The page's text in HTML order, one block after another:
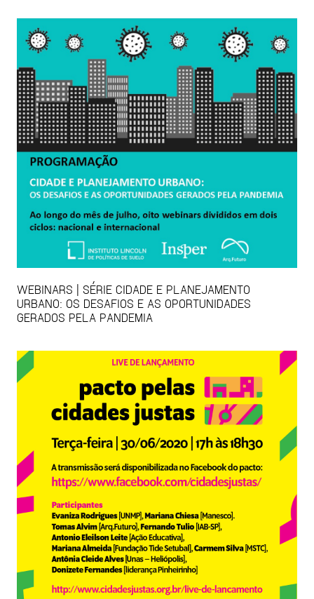
WEBINARS | SÉRIE CIDADE E PLANEJAMENTO
URBANO: OS DESAFIOS E AS OPORTUNIDADES
GERADOS PELA PANDEMIA